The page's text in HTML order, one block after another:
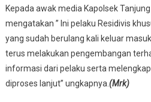
Kepada awak media Kapolsek
mengatakan ” Ini pelaku Residivis
yang sudah berulang kali keluar
terus melakukan pengembangan
informasi dari pelaku serta
diproses lanjut” ungkapnya. (Mrk)